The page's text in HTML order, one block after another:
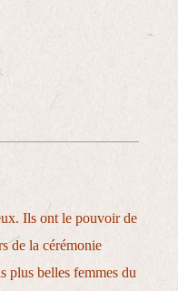
Ils ont le pouvoir de
de la cérémonie
plus belles femmes du